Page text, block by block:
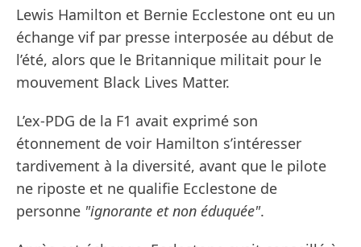
Lewis Hamilton et Bernie Ecclestone ont eu un
échange vif par presse interposée au début de
l’été, alors que le Britannique militait pour le
mouvement Black Lives Matter.
L’ex-PDG de la F1 avait exprimé son
étonnement de voir Hamilton s’intéresser
tardivement à la diversité, avant que le pilote
ne riposte et ne qualifie Ecclestone de
personne "ignorante et non éduquée".